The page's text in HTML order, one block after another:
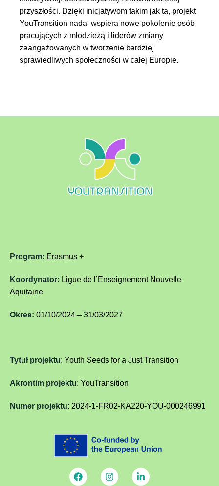
przyszłości. Dzięki inicjatywom takim jak ta, projekt
YouTransition nadal wspiera nowe pokolenie osób
pracujących z młodzieżą i liderów zmiany
zaangażowanych w tworzenie bardziej
sprawiedliwych społeczności w całej Europie.
Program: Erasmus +
Koordynator: Ligue de l’Enseignement Nouvelle
Aquitaine
Okres: 01/10/2024 – 31/03/2027
Tytuł projektu: Youth Seeds for a Just Transition
Akrontim projektu: YouTransition
Numer projektu: 2024-1-FR02-KA220-YOU-000246991